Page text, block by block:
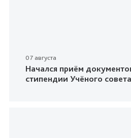
07 августа
Начался приём
стипендии Учёного